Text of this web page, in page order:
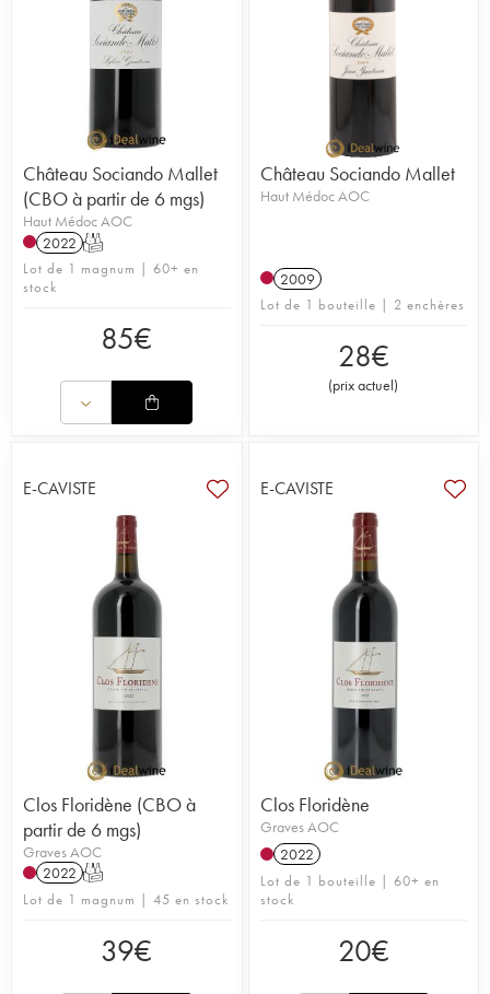
Château Sociando Mallet
(CBO à partir de 6 mgs)
Haut Médoc AOC
2022 T
Lot de 1 magnum | 60+ en
stock
85€
Château Sociando Mallet
Haut Médoc AOC
2009
Lot de 1 bouteille | 2 enchères
28€
(prix actuel)
E-CAVISTE
Clos Floridène (CBO à
partir de 6 mgs)
Graves AOC
2022 T
Lot de 1 magnum | 45 en stock
39€
E-CAVISTE
Clos Floridène
Graves AOC
2022
Lot de 1 bouteille | 60+ en
stock
20€